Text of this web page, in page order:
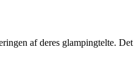
af deres glampingtelte.